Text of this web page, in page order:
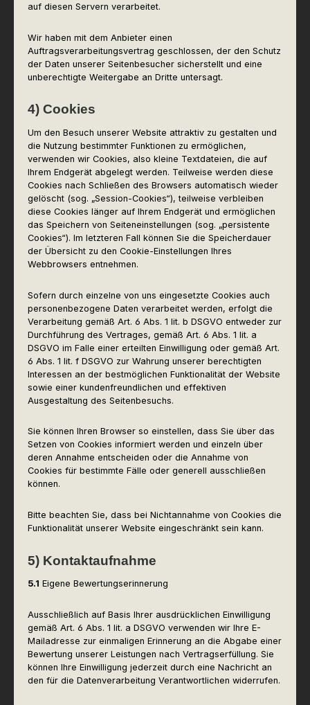
auf diesen Servern verarbeitet.
Wir haben mit dem Anbieter einen
Auftragsverarbeitungsvertrag geschlossen, der den Schutz
der Daten unserer Seitenbesucher sicherstellt und eine
unberechtigte Weitergabe an Dritte untersagt.
4) Cookies
Um den Besuch unserer Website attraktiv zu gestalten und
die Nutzung bestimmter Funktionen zu ermöglichen,
verwenden wir Cookies, also kleine Textdateien, die auf
Ihrem Endgerät abgelegt werden. Teilweise werden diese
Cookies nach Schließen des Browsers automatisch wieder
gelöscht (sog. „Session-Cookies“), teilweise verbleiben
diese Cookies länger auf Ihrem Endgerät und ermöglichen
das Speichern von Seiteneinstellungen (sog. „persistente
Cookies“). Im letzteren Fall können Sie die Speicherdauer
der Übersicht zu den Cookie-Einstellungen Ihres
Webbrowsers entnehmen.
Sofern durch einzelne von uns eingesetzte Cookies auch
personenbezogene Daten verarbeitet werden, erfolgt die
Verarbeitung gemäß Art. 6 Abs. 1 lit. b DSGVO entweder zur
Durchführung des Vertrages, gemäß Art. 6 Abs. 1 lit. a
DSGVO im Falle einer erteilten Einwilligung oder gemäß Art.
6 Abs. 1 lit. f DSGVO zur Wahrung unserer berechtigten
Interessen an der bestmöglichen Funktionalität der Website
sowie einer kundenfreundlichen und effektiven
Ausgestaltung des Seitenbesuchs.
Sie können Ihren Browser so einstellen, dass Sie über das
Setzen von Cookies informiert werden und einzeln über
deren Annahme entscheiden oder die Annahme von
Cookies für bestimmte Fälle oder generell ausschließen
können.
Bitte beachten Sie, dass bei Nichtannahme von Cookies die
Funktionalität unserer Website eingeschränkt sein kann.
5) Kontaktaufnahme
5.1 Eigene Bewertungserinnerung
Ausschließlich auf Basis Ihrer ausdrücklichen Einwilligung
gemäß Art. 6 Abs. 1 lit. a DSGVO verwenden wir Ihre E-
Mailadresse zur einmaligen Erinnerung an die Abgabe einer
Bewertung unserer Leistungen nach Vertragserfüllung. Sie
können Ihre Einwilligung jederzeit durch eine Nachricht an
den für die Datenverarbeitung Verantwortlichen widerrufen.